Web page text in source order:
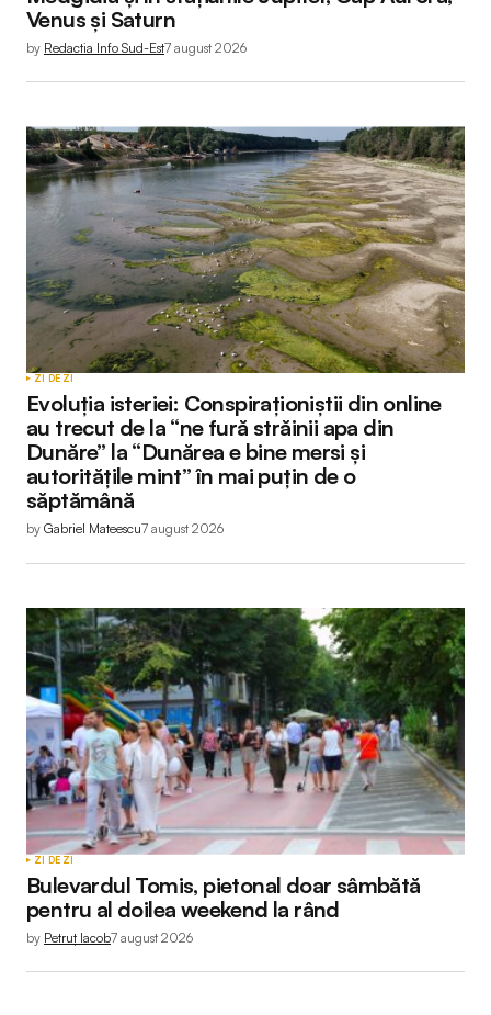
Venus și Saturn
by Redactia Info Sud-Est7 august 2026
ZI DE ZI
Evoluția isteriei: Conspiraționiștii din online
au trecut de la “ne fură străinii apa din
Dunăre” la “Dunărea e bine mersi și
autoritățile mint” în mai puțin de o
săptămână
by Gabriel Mateescu7 august 2026
ZI DE ZI
Bulevardul Tomis, pietonal doar sâmbătă
pentru al doilea weekend la rând
by Petruț Iacob7 august 2026